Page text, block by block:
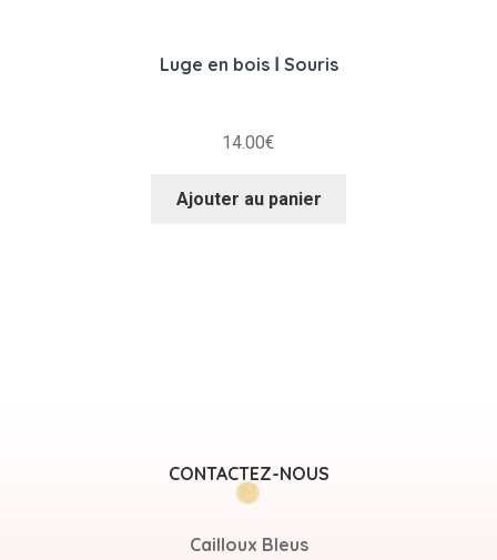
Luge en bois Ⅰ Souris
14.00€
Ajouter au panier
CONTACTEZ-NOUS
Cailloux Bleus